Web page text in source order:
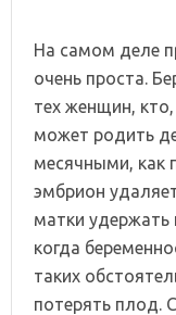
На самом деле
очень проста.
тех женщин,
может родить
месячными, как
эмбрион
матки
когда
таких
потерять плод.